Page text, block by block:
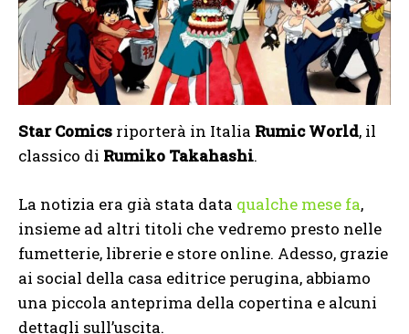
Star Comics riporterà in Italia Rumic World, il
classico di Rumiko Takahashi.
La notizia era già stata data qualche mese fa,
insieme ad altri titoli che vedremo presto nelle
fumetterie, librerie e store online. Adesso, grazie
ai social della casa editrice perugina, abbiamo
una piccola anteprima della copertina e alcuni
dettagli sull’uscita.